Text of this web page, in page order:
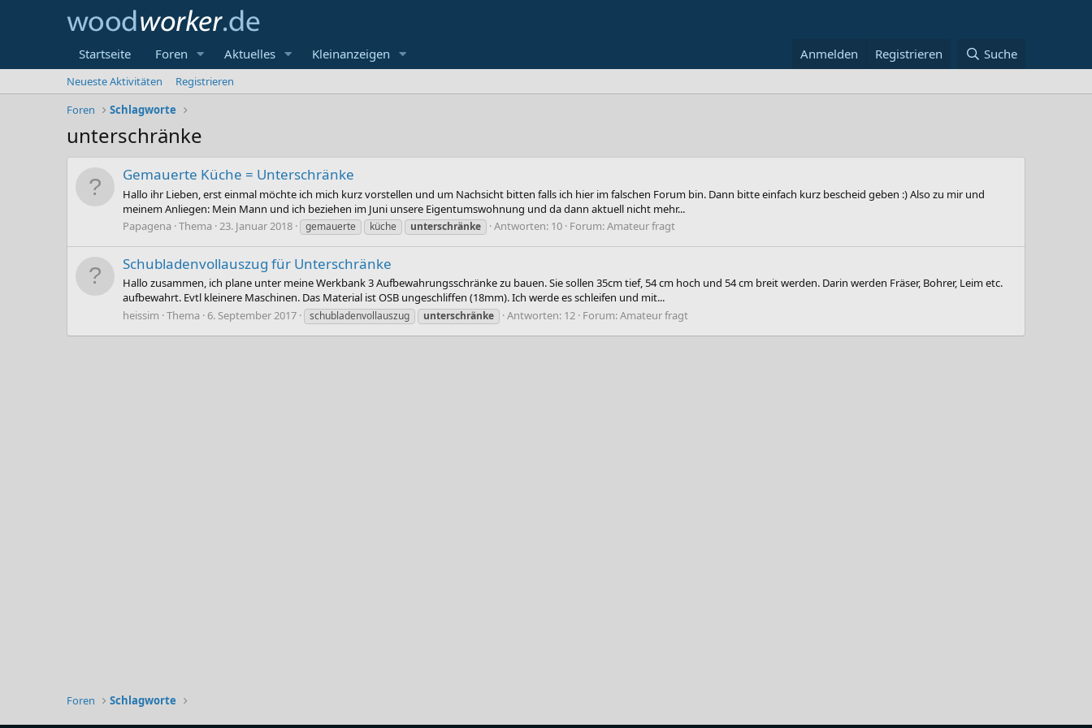
Startseite Foren Aktuelles Kleinanzeigen Anmelden Registrieren Suche
Neueste Aktivitäten
Registrieren
Foren
Schlagworte
unterschränke
Gemauerte Küche = Unterschränke
Hallo ihr Lieben, erst einmal möchte ich mich kurz vorstellen und um Nachsicht bitten falls ich hier im falschen Forum bin. Dann bitte einfach kurz bescheid geben :) Also zu mir und
meinem Anliegen: Mein Mann und ich beziehen im Juni unsere Eigentumswohnung und da dann aktuell nicht mehr...
Papagena Thema 23. Januar 2018 gemauerte küche unterschränke Antworten: 10 Forum:Amateur fragt
Schubladenvollauszug für Unterschränke
Hallo zusammen, ich plane unter meine Werkbank 3 Aufbewahrungsschränke zu bauen. Sie sollen 35cm tief, 54 cm hoch und 54 cm breit werden. Darin werden Fräser, Bohrer, Leim etc.
aufbewahrt. Evtl kleinere Maschinen. Das Material ist OSB ungeschliffen (18mm). Ich werde es schleifen und mit...
heissim Thema 6. September 2017 schubladenvollauszug unterschränke Antworten: 12 Forum:Amateur fragt
Foren Schlagworte